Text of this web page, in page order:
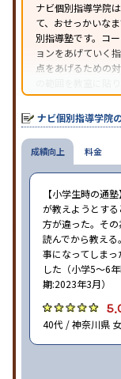
ナビ個別指導学院
て、おせっかいな
別指導塾です。コ
ョンをあげていく
点をあげるための
の範囲を教室に貼
オリジナルテキス
せたテキストを使
ナビ個別指導学院
成績向上
【小学生時の通
が教えようとす
方が違った。そ
読んでから教え
事になってしま
した（小学5〜6
期:2023年3月）
40代 / 神奈川県
料金